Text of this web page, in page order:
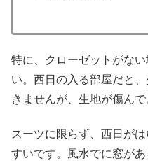
特に、クローゼットがな
い。西日の入る部屋だと
きませんが、生地が傷んで
スーツに限らず、西日が
すいです。風水でに窓が